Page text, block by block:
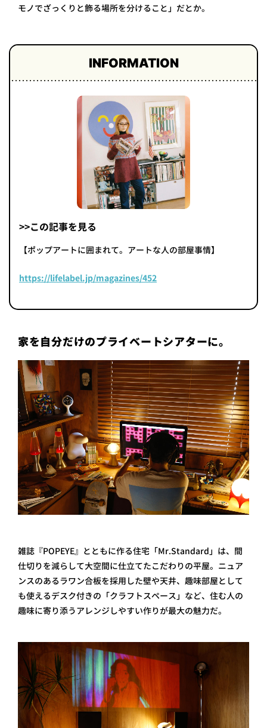
モノでざっくりと飾る場所を分けること」だとか。
INFORMATION
>>この記事を見る
【ポップアートに囲まれて。アートな人の部屋事情】
https://lifelabel.jp/magazines/452
家を自分だけのプライベートシアターに。
雑誌『POPEYE』とともに作る住宅「Mr.Standard」は、間
仕切りを減らして大空間に仕立てたこだわりの平屋。ニュア
ンスのあるラワン合板を採用した壁や天井、趣味部屋として
も使えるデスク付きの「クラフトスペース」など、住む人の
趣味に寄り添うアレンジしやすい作りが最大の魅力だ。